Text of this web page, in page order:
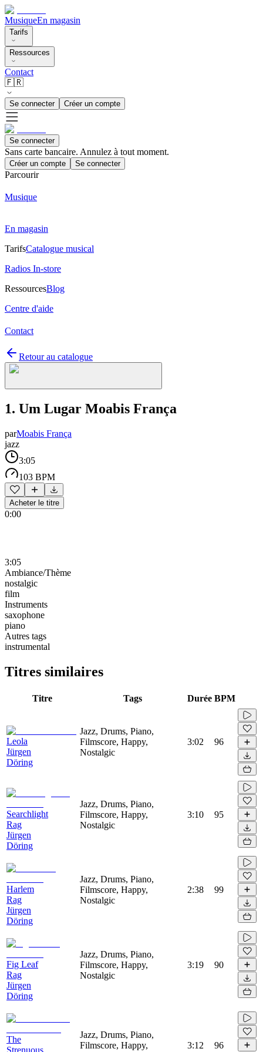
MusiqueEn magasin
Tarifs
Ressources
Contact
🇫🇷
Se connecter Créer un compte
Se connecter
Sans carte bancaire. Annulez à tout moment.
Créer un compte Se connecter
Parcourir
Musique
En magasin
TarifsCatalogue musical
Radios In-store
RessourcesBlog
Centre d'aide
Contact
Retour au catalogue
1. Um Lugar Moabis França
parMoabis França
jazz
3:05
103 BPM
Acheter le titre
0:00
3:05
Ambiance/Thème
nostalgic
film
Instruments
saxophone
piano
Autres tags
instrumental
Titres similaires
Titre Tags Durée BPM
Leola
Jürgen
Döring
Jazz, Drums, Piano,
Filmscore, Happy,
Nostalgic
3:02 96
Searchlight
Rag
Jürgen
Döring
Jazz, Drums, Piano,
Filmscore, Happy,
Nostalgic
3:10 95
Harlem
Rag
Jürgen
Döring
Jazz, Drums, Piano,
Filmscore, Happy,
Nostalgic
2:38 99
Fig Leaf
Rag
Jürgen
Döring
Jazz, Drums, Piano,
Filmscore, Happy,
Nostalgic
3:19 90
The
Strenuous
Jazz, Drums, Piano,
Filmscore, Happy,
3:12 96